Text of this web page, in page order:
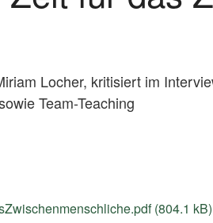
Locher, kritisiert im
Team-Teaching
(804.1 kB)